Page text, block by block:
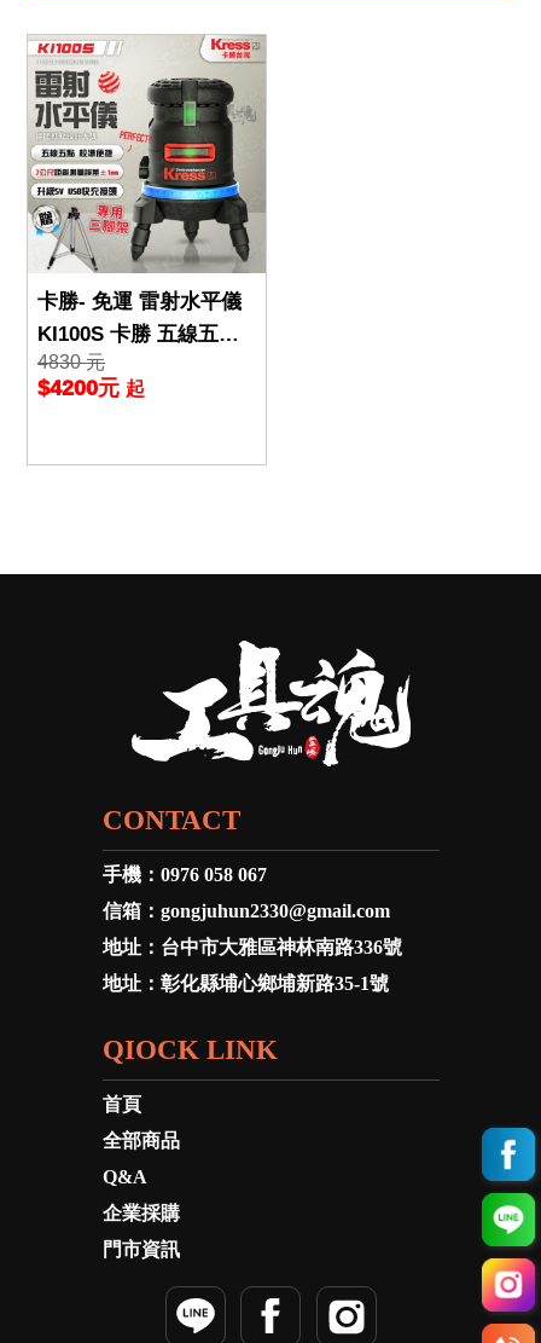
卡勝- 免運 雷射水平儀
KI100S 卡勝 五線五點
KI100升級 自動水平 防
塵 防水 20m
4830 元
$4200元 起
CONTACT
手機： 0976 058 067
信箱： gongjuhun2330@gmail.com
地址： 台中市大雅區神林南路336號
地址： 彰化縣埔心鄉埔新路35-1號
QIOCK LINK
首頁
全部商品
Q&A
企業採購
門市資訊